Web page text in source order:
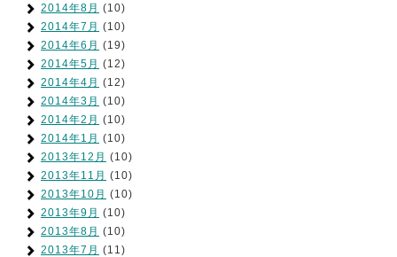
2014年8月 (10)
2014年7月 (10)
2014年6月 (19)
2014年5月 (12)
2014年4月 (12)
2014年3月 (10)
2014年2月 (10)
2014年1月 (10)
2013年12月 (10)
2013年11月 (10)
2013年10月 (10)
2013年9月 (10)
2013年8月 (10)
2013年7月 (11)